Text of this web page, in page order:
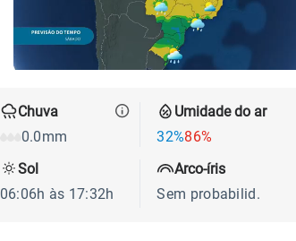
Chuva
0.0mm
Umidade do ar
32%86%
Sol
06:06h às 17:32h
Arco-íris
Sem probabilid.